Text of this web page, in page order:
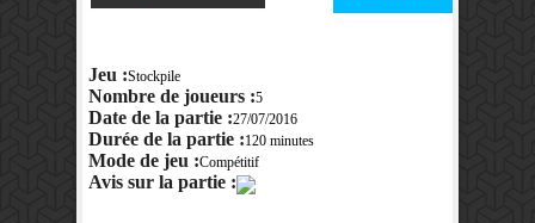
Jeu :Stockpile
Nombre de joueurs :5
Date de la partie :27/07/2016
Durée de la partie :120 minutes
Mode de jeu :Compétitif
Avis sur la partie :